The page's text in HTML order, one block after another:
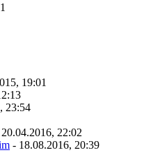
19:01
23:54
22:02
- 18.08.2016, 20:39